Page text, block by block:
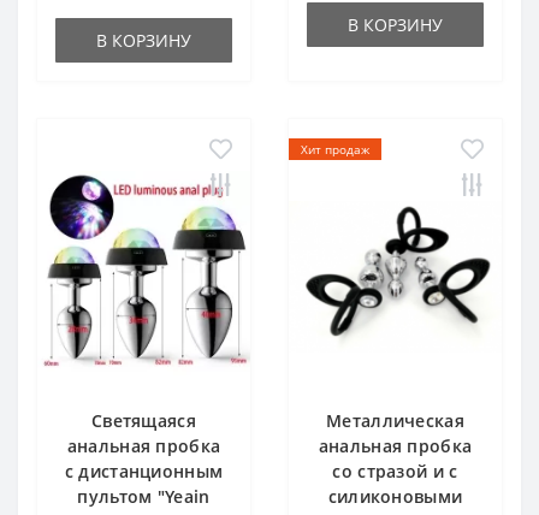
В КОРЗИНУ
В КОРЗИНУ
Светящаяся
анальная пробка
с дистанционным
пультом "Yeain
Хит продаж
Металлическая
анальная пробка
со стразой и с
силиконовыми